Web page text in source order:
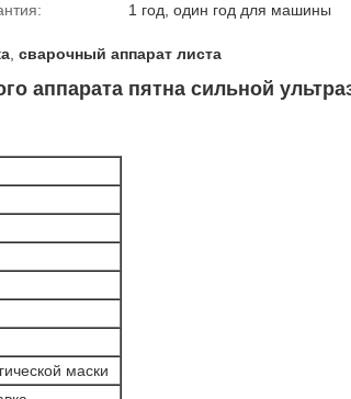
1 год, один год для машины
сварочный аппарат листа
аппарата пятна сильной
маски